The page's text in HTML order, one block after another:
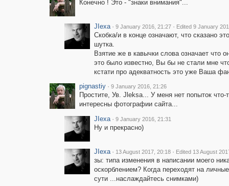
Конечно ! Это - "знаки внимания"...
JIexa · 9 January 2016, 21:27 · Edited 9 January
Скобка/и в конце означают, что сказано
шутка.
Взятие же в кавычки слова означает
это было известно, Вы бы не стали мне
кстати про адекватность это уже Ваша
pignastiy · 9 January 2016, 21:26
Простите, Ув. Jleksa... У меня нет попыток
интересны фотографии сайта...
JIexa · 9 January 2016, 21:31
Ну и прекрасно)
JIexa · 13 August 2017, 20:18 · Edited 13 August
зы: типа изменения в написании моего
оскорблением? Когда переходят на
сути ...наслаждайтесь снимками)